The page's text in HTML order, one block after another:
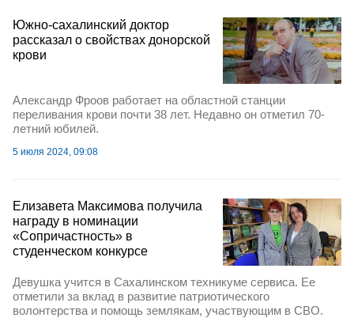
Южно-сахалинский доктор
рассказал о свойствах донорской
крови
Александр Фроов работает на областной станции
переливания крови почти 38 лет. Недавно он отметил 70-
летний юбилей.
5 июля 2024, 09:08
Елизавета Максимова получила
награду в номинации
«Сопричастность» в
cтуденческом конкурсе
Девушка учится в Сахалинском техникуме сервиса. Ее
отметили за вклад в развитие патриотического
волонтерства и помощь землякам, участвующим в СВО.